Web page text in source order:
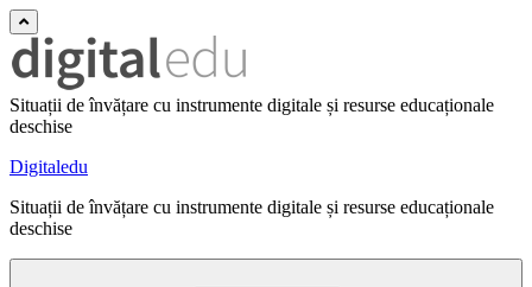
Situații de învățare cu instrumente digitale și resurse educaționale
deschise
Digitaledu
Situații de învățare cu instrumente digitale și resurse educaționale
deschise